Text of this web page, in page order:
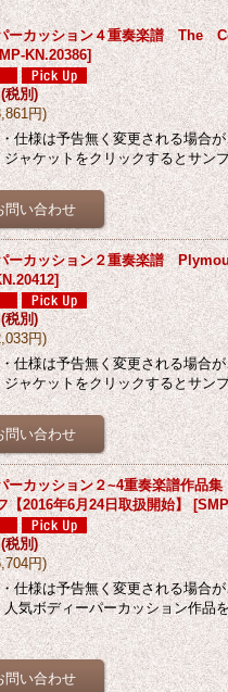
ーカッション４重奏楽譜 The
KN.20386]
(税別)
円)
仕様は予告無く変更される場合
ジャケットをクリックするとサン
ーカッション２重奏楽譜
]
(税別)
円)
仕様は予告無く変更される場合
ジャケットをクリックするとサン
ーカッション２~4重奏楽譜作
【2016年6月24日取扱開始】 [
(税別)
円)
仕様は予告無く変更される場合
人気ボディーパーカッション作品